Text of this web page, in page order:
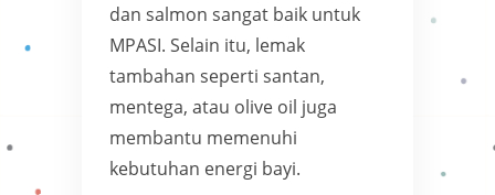
dan salmon sangat baik untuk
MPASI. Selain itu, lemak
tambahan seperti santan,
mentega, atau olive oil juga
membantu memenuhi
kebutuhan energi bayi.